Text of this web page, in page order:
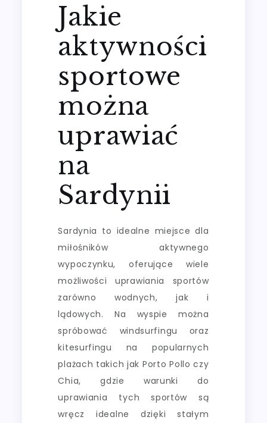
Jakie
aktywności
sportowe
można
uprawiać
na
Sardynii
Sardynia to idealne miejsce dla
miłośników aktywnego
wypoczynku, oferujące wiele
możliwości uprawiania sportów
zarówno wodnych, jak i
lądowych. Na wyspie można
spróbować windsurfingu oraz
kitesurfingu na popularnych
plażach takich jak Porto Pollo czy
Chia, gdzie warunki do
uprawiania tych sportów są
wręcz idealne dzięki stałym